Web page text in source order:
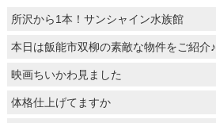
所沢から1本！サンシャイン水族館
本日は飯能市双柳の素敵な物件をご紹介♪
映画ちいかわ見ました
体格仕上げてますか